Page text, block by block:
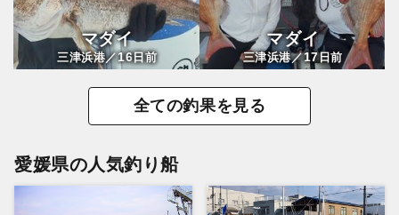
マダイ
三津浜港／16日前
マダイ
三津浜港／17日前
全ての釣果を見る
愛媛県の人気釣り船